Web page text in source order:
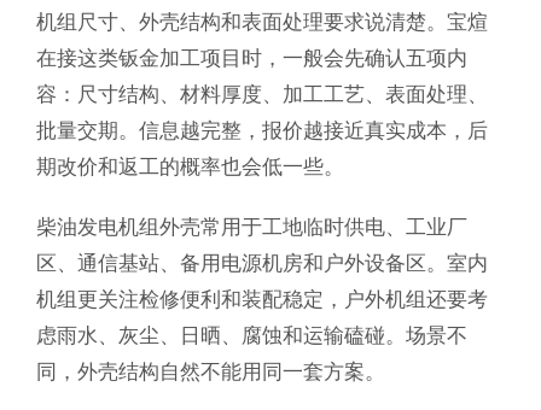
机组尺寸、外壳结构和表面处理要求说清楚。宝煊
在接这类钣金加工项目时，一般会先确认五项内
容：尺寸结构、材料厚度、加工工艺、表面处理、
批量交期。信息越完整，报价越接近真实成本，后
期改价和返工的概率也会低一些。
柴油发电机组外壳常用于工地临时供电、工业厂
区、通信基站、备用电源机房和户外设备区。室内
机组更关注检修便利和装配稳定，户外机组还要考
虑雨水、灰尘、日晒、腐蚀和运输磕碰。场景不
同，外壳结构自然不能用同一套方案。